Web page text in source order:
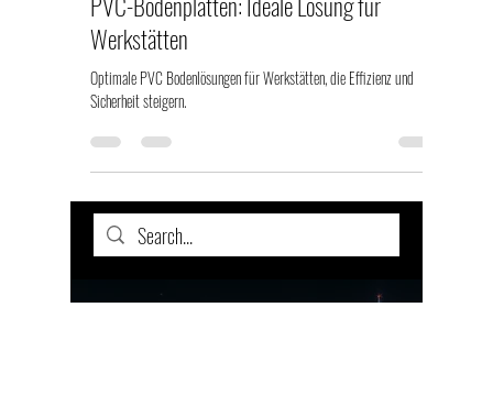
Ewa Möbus
20. Apr. 2024
PVC-Bodenplatten: Ideale Lösung für
Werkstätten
Optimale PVC Bodenlösungen für Werkstätten, die Effizienz und
Sicherheit steigern.